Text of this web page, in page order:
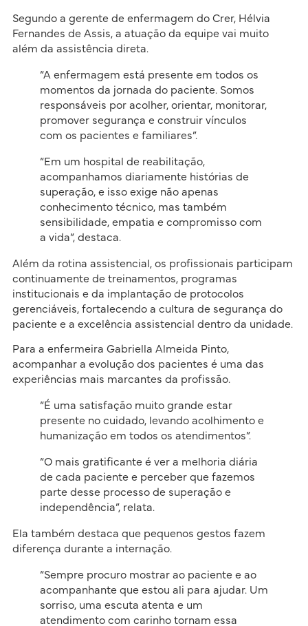
Segundo a gerente de enfermagem do Crer, Hélvia
Fernandes de Assis, a atuação da equipe vai muito
além da assistência direta.
“A enfermagem está presente em todos os
momentos da jornada do paciente. Somos
responsáveis por acolher, orientar, monitorar,
promover segurança e construir vínculos
com os pacientes e familiares”.
“Em um hospital de reabilitação,
acompanhamos diariamente histórias de
superação, e isso exige não apenas
conhecimento técnico, mas também
sensibilidade, empatia e compromisso com
a vida”, destaca.
Além da rotina assistencial, os profissionais participam
continuamente de treinamentos, programas
institucionais e da implantação de protocolos
gerenciáveis, fortalecendo a cultura de segurança do
paciente e a excelência assistencial dentro da unidade.
Para a enfermeira Gabriella Almeida Pinto,
acompanhar a evolução dos pacientes é uma das
experiências mais marcantes da profissão.
“É uma satisfação muito grande estar
presente no cuidado, levando acolhimento e
humanização em todos os atendimentos”.
“O mais gratificante é ver a melhoria diária
de cada paciente e perceber que fazemos
parte desse processo de superação e
independência”, relata.
Ela também destaca que pequenos gestos fazem
diferença durante a internação.
“Sempre procuro mostrar ao paciente e ao
acompanhante que estou ali para ajudar. Um
sorriso, uma escuta atenta e um
atendimento com carinho tornam essa